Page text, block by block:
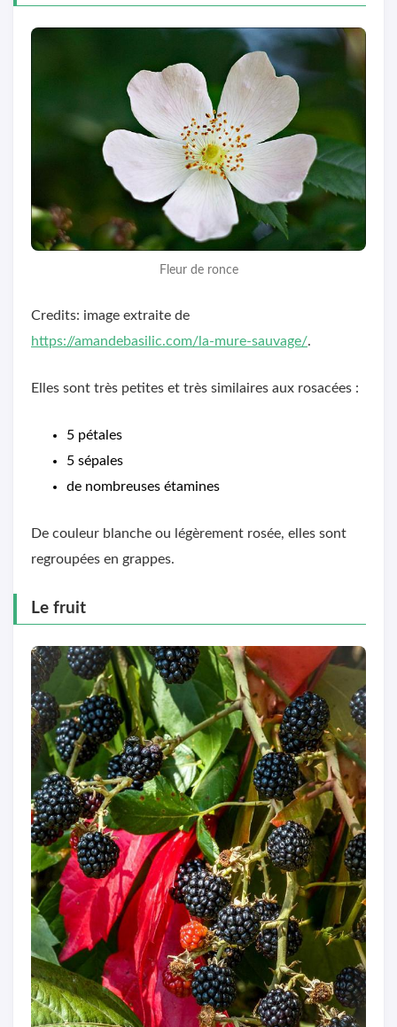
Fleur de ronce
Credits: image extraite de
https://amandebasilic.com/la-mure-sauvage/.
Elles sont très petites et très similaires aux rosacées :
5 pétales
5 sépales
de nombreuses étamines
De couleur blanche ou légèrement rosée, elles sont
regroupées en grappes.
Le fruit